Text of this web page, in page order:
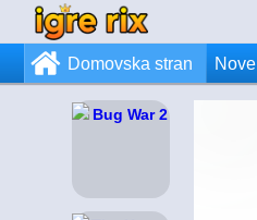
Domovska stran Nove